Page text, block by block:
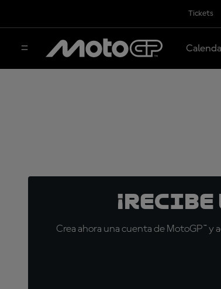
Tickets
Crea ahora una cuenta de MotoGP™ y